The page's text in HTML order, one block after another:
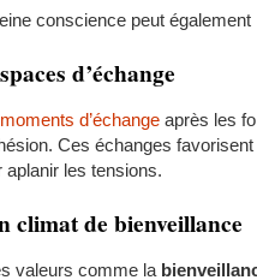
conscience peut
d’échange
d’échange après les
Ces échanges
aplanir les tensions.
climat de bienveillance
valeurs comme la